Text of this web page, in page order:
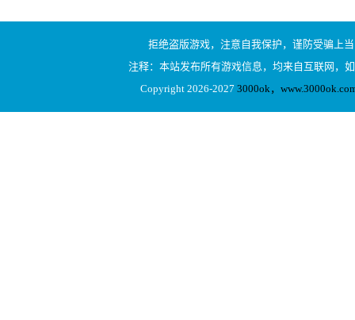
拒绝盗版游戏，注意自我保护，谨防受骗上
注释：本站发布所有游戏信息，均来自互联网，
Copyright 2026-2027 3000ok，